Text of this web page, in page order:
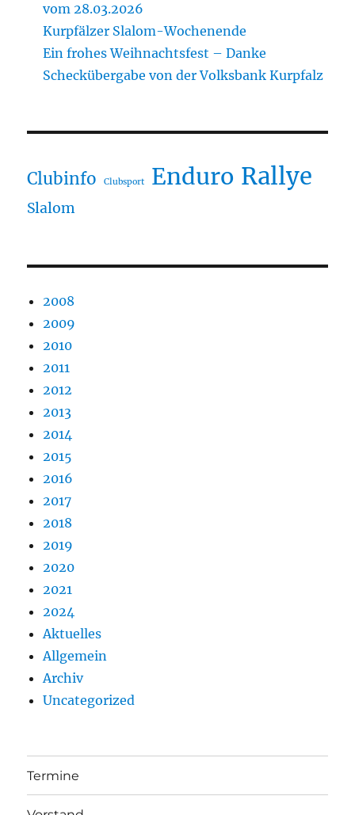
vom 28.03.2026
Kurpfälzer Slalom-Wochenende
Ein frohes Weihnachtsfest – Danke
Scheckübergabe von der Volksbank Kurpfalz
Clubinfo Clubsport Enduro Rallye
Slalom
2008
2009
2010
2011
2012
2013
2014
2015
2016
2017
2018
2019
2020
2021
2024
Aktuelles
Allgemein
Archiv
Uncategorized
Termine